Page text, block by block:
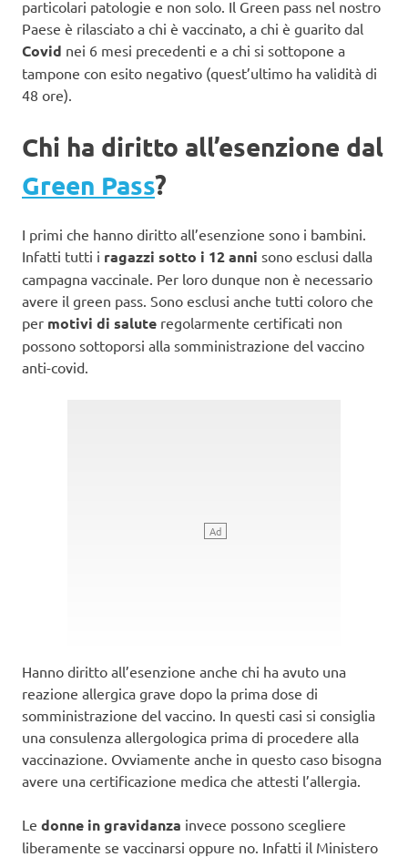
particolari patologie e non solo. Il Green pass nel nostro
Paese è rilasciato a chi è vaccinato, a chi è guarito dal
Covid nei 6 mesi precedenti e a chi si sottopone a
tampone con esito negativo (quest’ultimo ha validità di
48 ore).
Chi ha diritto all’esenzione dal
Green Pass?
I primi che hanno diritto all’esenzione sono i bambini.
Infatti tutti i ragazzi sotto i 12 anni sono esclusi dalla
campagna vaccinale. Per loro dunque non è necessario
avere il green pass. Sono esclusi anche tutti coloro che
per motivi di salute regolarmente certificati non
possono sottoporsi alla somministrazione del vaccino
anti-covid.
Hanno diritto all’esenzione anche chi ha avuto una
reazione allergica grave dopo la prima dose di
somministrazione del vaccino. In questi casi si consiglia
una consulenza allergologica prima di procedere alla
vaccinazione. Ovviamente anche in questo caso bisogna
avere una certificazione medica che attesti l’allergia.
Le donne in gravidanza invece possono scegliere
liberamente se vaccinarsi oppure no. Infatti il Ministero